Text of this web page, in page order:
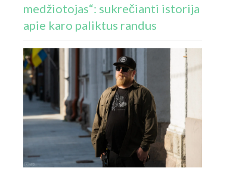
medžiotojas“: sukrečianti istorija
apie karo paliktus randus